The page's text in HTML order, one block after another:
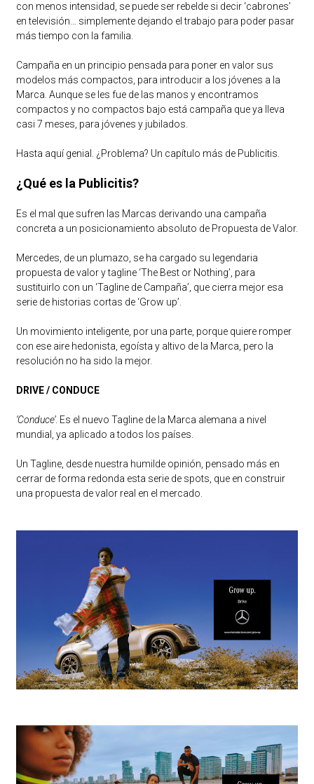
con menos intensidad, se puede ser rebelde si decir ‘cabrones’
en televisión… simplemente dejando el trabajo para poder pasar
más tiempo con la familia.
Campaña en un principio pensada para poner en valor sus
modelos más compactos, para introducir a los jóvenes a la
Marca. Aunque se les fue de las manos y encontramos
compactos y no compactos bajo está campaña que ya lleva
casi 7 meses, para jóvenes y jubilados.
Hasta aquí genial. ¿Problema? Un capítulo más de Publicitis.
¿Qué es la Publicitis?
Es el mal que sufren las Marcas derivando una campaña
concreta a un posicionamiento absoluto de Propuesta de Valor.
Mercedes, de un plumazo, se ha cargado su legendaria
propuesta de valor y tagline ‘The Best or Nothing’, para
sustituirlo con un ‘Tagline de Campaña’, que cierra mejor esa
serie de historias cortas de ‘Grow up’.
Un movimiento inteligente, por una parte, porque quiere romper
con ese aire hedonista, egoísta y altivo de la Marca, pero la
resolución no ha sido la mejor.
DRIVE / CONDUCE
‘Conduce’. Es el nuevo Tagline de la Marca alemana a nivel
mundial, ya aplicado a todos los países.
Un Tagline, desde nuestra humilde opinión, pensado más en
cerrar de forma redonda esta serie de spots, que en construir
una propuesta de valor real en el mercado.